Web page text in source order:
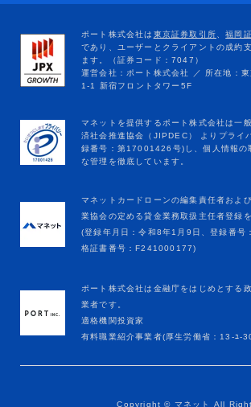
マネットカードローンの編集責任者およ
業協会の定める貸金業務取扱主任者登録
(登録年月日：令和8年1月9日、登録番
格証書番号：F241000177)
ポート株式会社は金融庁をはじめとする
業者です。
適格機関投資家
有料職業紹介事業者(厚生労働省：13-ﾕ-